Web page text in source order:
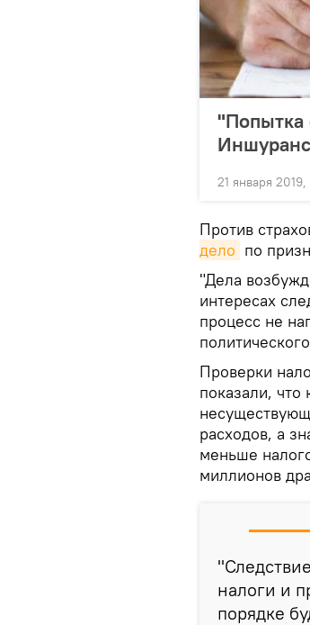
"Попытка
21 января 2019,
Против
дело по
"Дела
интересах
процесс не
Проверки
показали,
расходов, а
меньше
миллионов
налоги и
порядке